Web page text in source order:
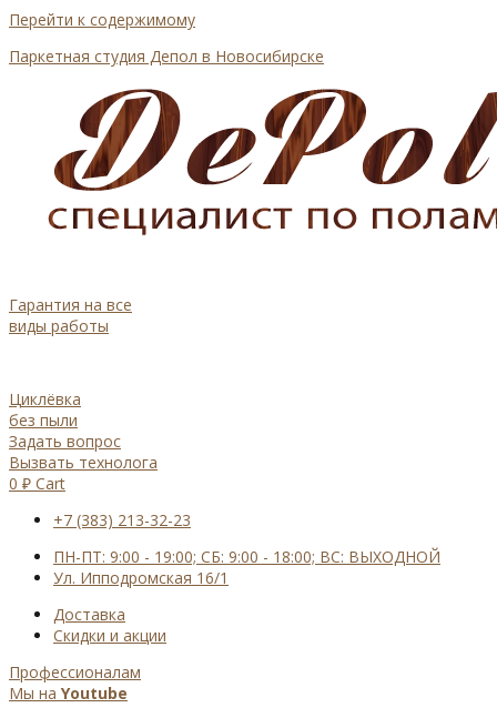
Перейти к содержимому
Паркетная студия Депол в Новосибирске
Гарантия на все
виды работы
Циклёвка
без пыли
Задать вопрос
Вызвать технолога
0 ₽ Cart
+7 (383) 213-32-23
ПН-ПТ: 9:00 - 19:00; СБ: 9:00 - 18:00; ВС: ВЫХОДНОЙ
Ул. Ипподромская 16/1
Доставка
Cкидки и акции
Профессионалам
Мы на Youtube